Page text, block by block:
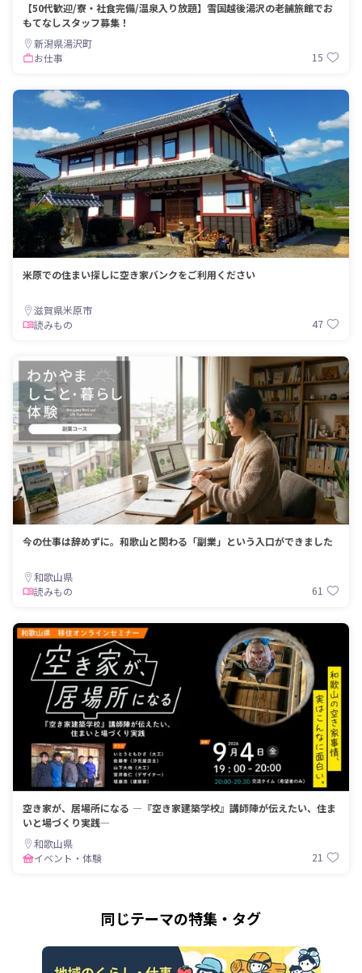
【50代歓迎/寮・社食完備/温泉入り放題】雪国越後湯沢の老舗旅館でお
もてなしスタッフ募集！
新潟県湯沢町
お仕事
15
米原での住まい探しに空き家バンクをご利用ください
滋賀県米原市
読みもの
47
今の仕事は辞めずに。和歌山と関わる「副業」という入口ができました
和歌山県
読みもの
61
空き家が、居場所になる ―『空き家建築学校』講師陣が伝えたい、住ま
いと場づくり実践―
和歌山県
イベント・体験
21
同じテーマの特集・タグ